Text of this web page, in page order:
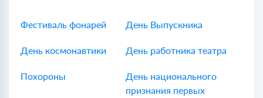
Фестиваль фонарей День Выпускника
День космонавтики День работника театра
Похороны
День национального
признания первых